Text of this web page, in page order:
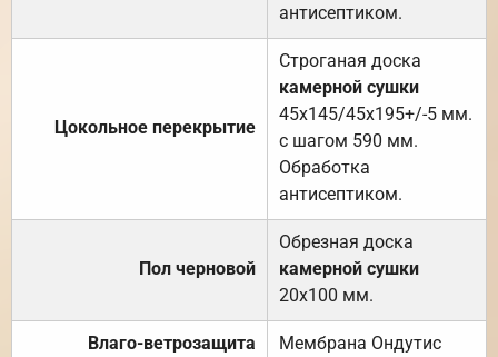
антисептиком.
Цокольное перекрытие
Строганая доска
камерной сушки
45х145/45х195+/-5 мм.
с шагом 590 мм.
Обработка
антисептиком.
Пол черновой
Обрезная доска
камерной сушки
20х100 мм.
Влаго-ветрозащита
Мембрана Ондутис